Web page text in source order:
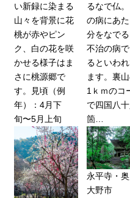
い新録に染まる
山々を背景に花
桃が赤やピン
ク、白の花を咲
かせる様子はま
さに桃源郷で
す。見頃（例
年）：4月下
旬〜5月上旬
るなで仏
の病にあ
分をなで
不治の病
るといわ
ます。裏
1ｋｍのコ
で四国八
箇…
永平寺・
大野市